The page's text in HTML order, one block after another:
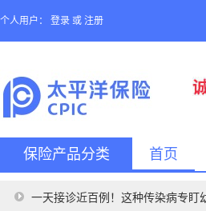
个人用户： 登录 或 注册
保险产品分类 首页
一天接诊近百例！这种传染病专盯